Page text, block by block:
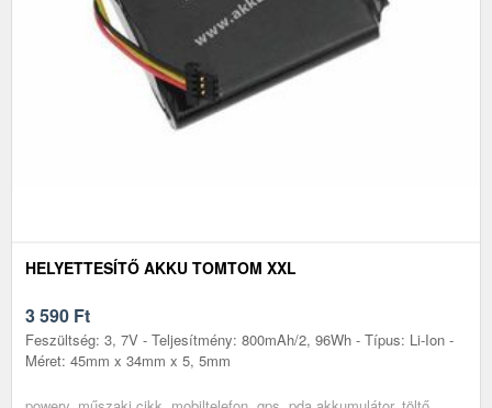
HELYETTESÍTŐ AKKU TOMTOM XXL
3 590 Ft
Feszültség: 3, 7V - Teljesítmény: 800mAh/2, 96Wh - Típus: Li-Ion -
Méret: 45mm x 34mm x 5, 5mm